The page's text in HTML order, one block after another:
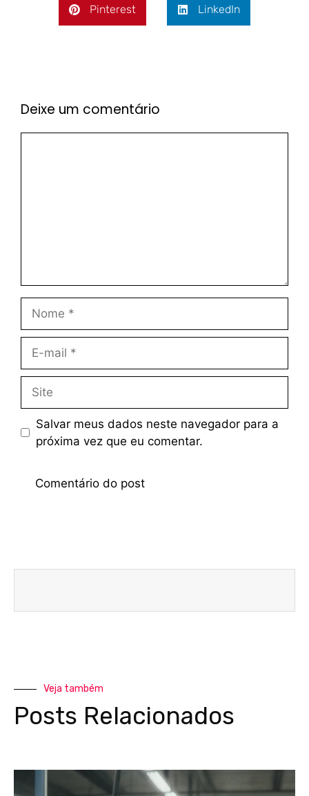
Pinterest LinkedIn
Deixe um comentário
Salvar meus dados neste navegador para a
próxima vez que eu comentar.
Veja também
Posts Relacionados